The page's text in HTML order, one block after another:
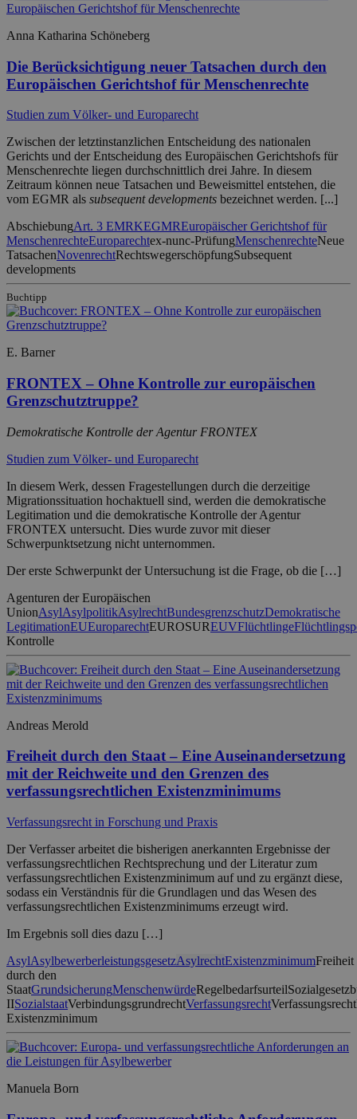
Anna Katharina Schöneberg
Die Berücksichtigung neuer Tatsachen durch den
Europäischen Gerichtshof für Menschenrechte
Studien zum Völker- und Europarecht
Zwischen der letztinstanzlichen Entscheidung des nationalen
Gerichts und der Entscheidung des Europäischen Gerichtshofs für
Menschenrechte liegen durchschnittlich drei Jahre. In diesem
Zeitraum können neue Tatsachen und Beweismittel entstehen, die
vom EGMR als subsequent developments bezeichnet werden. [...]
AbschiebungArt. 3 EMRKEGMREuropäischer Gerichtshof für
MenschenrechteEuroparechtex-nunc-PrüfungMenschenrechteNeue
TatsachenNovenrechtRechtswegerschöpfungSubsequent
developments
Buchtipp
E. Barner
FRONTEX – Ohne Kontrolle zur europäischen
Grenzschutztruppe?
Demokratische Kontrolle der Agentur FRONTEX
Studien zum Völker- und Europarecht
In diesem Werk, dessen Fragestellungen durch die derzeitige
Migrationssituation hochaktuell sind, werden die demokratische
Legitimation und die demokratische Kontrolle der Agentur
FRONTEX untersucht. Dies wurde zuvor mit dieser
Schwerpunktsetzung nicht unternommen.
Der erste Schwerpunkt der Untersuchung ist die Frage, ob die […]
Agenturen der Europäischen
UnionAsylAsylpolitikAsylrechtBundesgrenzschutzDemokratische
LegitimationEUEuroparechtEUROSUREUVFlüchtlinge
Kontrolle
Andreas Merold
Freiheit durch den Staat – Eine Auseinandersetzung
mit der Reichweite und den Grenzen des
verfassungsrechtlichen Existenzminimums
Verfassungsrecht in Forschung und Praxis
Der Verfasser arbeitet die bisherigen anerkannten Ergebnisse der
verfassungsrechtlichen Rechtsprechung und der Literatur zum
verfassungsrechtlichen Existenzminimum auf und zu ergänzt diese,
sodass ein Verständnis für die Grundlagen und das Wesen des
verfassungsrechtlichen Existenzminimums erzeugt wird.
Im Ergebnis soll dies dazu […]
AsylAsylbewerberleistungsgesetzAsylrechtExistenzminimumFreiheit
durch den
StaatGrundsicherungMenschenwürdeRegelbedarfsurteil
IISozialstaatVerbindungsgrundrechtVerfassungsrecht
Existenzminimum
Manuela Born